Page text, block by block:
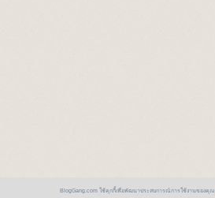
BlogGang.com ใช้คุกกี้เพื่อพัฒนาประสบการณ์การใช้งานของคุณ